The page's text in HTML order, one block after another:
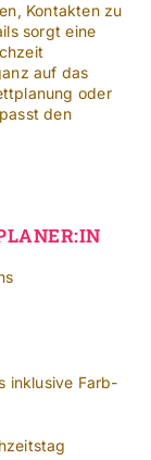
SUCHE
NACH:
Leichte Sprache
Kontakten zu
sorgt eine
auf das
oder
den
inklusive Farb-